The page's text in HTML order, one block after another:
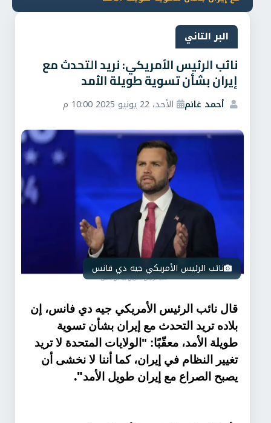
البر التاني
نائب الرئيس الأمريكي: نريد التحدث مع
إيران بشأن تسوية طويلة الأمد
أحمد غانم الأحد، 22 يونيو 2025 10:00 م
نائب الرئيس الأمريكي جيه دي فانس
قال نائب الرئيس الأمريكي جيه دي فانس، إن
بلاده تريد التحدث مع إيران بشأن تسوية
طويلة الأمد، معقّبًا: "الولايات المتحدة لا تريد
تغيير النظام في إيران، كما أننا لا نخشى أن
يصبح الصراع مع إيران طويل الأمد".